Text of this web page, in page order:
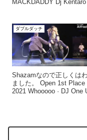
MACKDADDY Dj
ダブルダッチ
Shazamなので正しくは
ました。 Open 1st
2021 Whooooo · DJ One